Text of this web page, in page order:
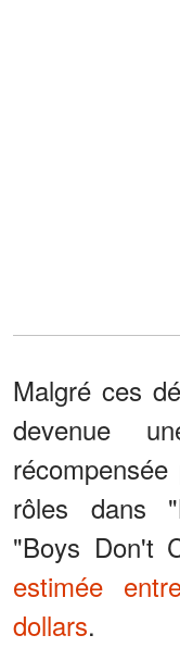
Malgré ces
devenue
rôles dans
"Boys Don't
estimée
dollars.